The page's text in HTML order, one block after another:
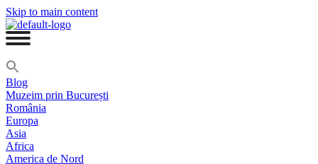
Skip to main content
Blog
Muzeim prin București
România
Europa
Asia
Africa
America de Nord